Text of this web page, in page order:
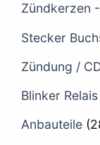
Zündkerzen
Stecker
Zündung /
Blinker Relais
Anbauteile